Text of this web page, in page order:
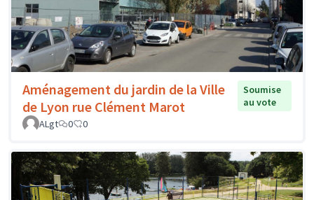
Aménagement du jardin de la Ville
de Lyon rue Clément Marot
Soumise
au vote
ALgt
0 0